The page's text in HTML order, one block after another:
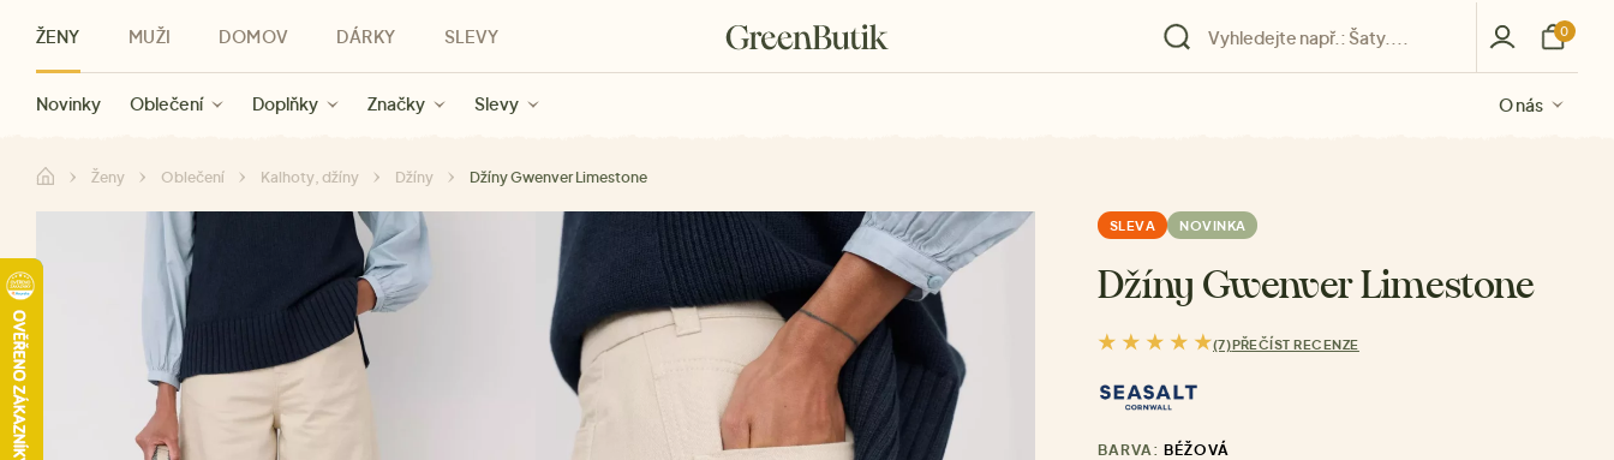
ŽENY
Novinky Oblečení Doplňky Značky Slevy O nás
MUŽI
Novinky Oblečení Značky Slevy O nás
DOMOV
Kategorie Značky Slevy O nás
DÁRKY
Pro ženy Pro muže Pro děti Pro všechny Dárkové poukazy O nás
SLEVY
Slevy ženy Slevy muži O nás
0
Ženy Oblečení Kalhoty, džíny Džíny Džíny Gwenver Limestone
SLEVA NOVINKA
Džíny Gwenver Limestone
(7)PŘEČÍST RECENZE
BARVA: BÉŽOVÁ